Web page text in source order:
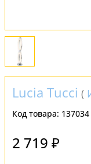
Lucia Tucci (
Код товара: 137034
2 719 ₽